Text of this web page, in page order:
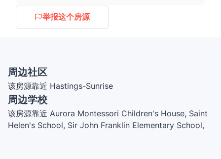
举报这个房源
周边社区
该房源靠近 Hastings-Sunrise
周边学校
该房源靠近 Aurora Montessori Children's House, Saint
Helen's School, Sir John Franklin Elementary School,